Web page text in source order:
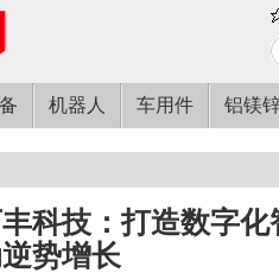
机器人 车用件 铝镁
科技：打造数字
势增长